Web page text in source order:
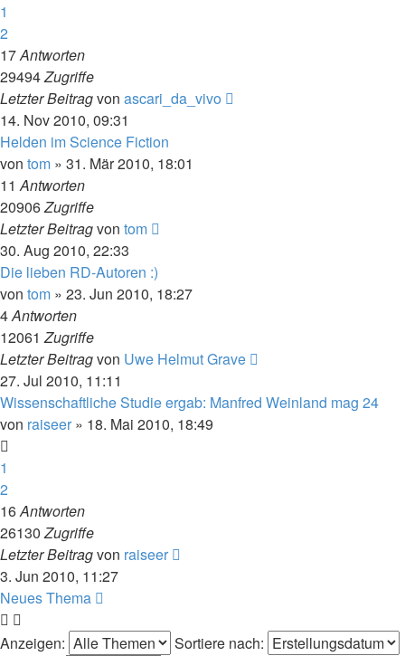
1
2
17Antworten
29494Zugriffe
Letzter Beitragvon ascari_da_vivo
14. Nov 2010, 09:31
Helden im Science Fiction
von tom » 31. Mär 2010, 18:01
11Antworten
20906Zugriffe
Letzter Beitragvon tom
30. Aug 2010, 22:33
Die lieben RD-Autoren :)
von tom » 23. Jun 2010, 18:27
4Antworten
12061Zugriffe
Letzter Beitragvon Uwe Helmut Grave
27. Jul 2010, 11:11
Wissenschaftliche Studie ergab: Manfred Weinland mag 24
von raiseer » 18. Mai 2010, 18:49
1
2
16Antworten
26130Zugriffe
Letzter Beitragvon raiseer
3. Jun 2010, 11:27
Neues Thema
Anzeigen:
Sortiere nach: